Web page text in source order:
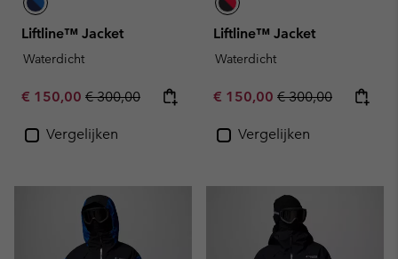
Liftline™ Jacket
Waterdicht
Sale price:
€ 150,00 Regular price:
€ 300,00
Vergelijken
Liftline™ Jacket
Waterdicht
Sale price:
€ 150,00 Regular price:
€ 300,00
Vergelijken